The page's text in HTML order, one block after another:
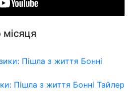
Пішла з життя Бонні Тайлер